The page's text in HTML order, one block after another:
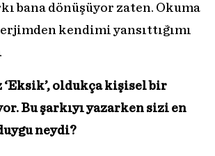
bana dönüşüyor zaten. Okuma
kendimi yansıttığımı
‘Eksik’, oldukça kişisel bir
Bu şarkıyı yazarken sizi en
neydi?